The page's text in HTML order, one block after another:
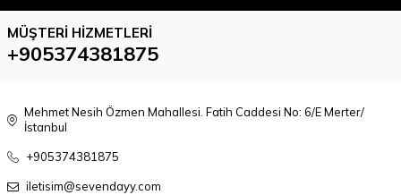
MÜŞTERI HIZMETLERI
+905374381875
Mehmet Nesih Özmen Mahallesi. Fatih Caddesi No: 6/E Merter/
İstanbul
+905374381875
iletisim@sevendayy.com